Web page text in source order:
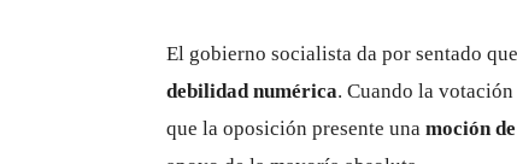
El gobierno socialista da por sentado
debilidad numérica. Cuando la
que la oposición presente una moción